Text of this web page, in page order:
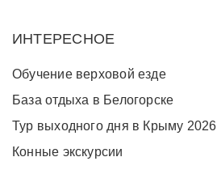
ИНТЕРЕСНОЕ
Обучение верховой езде
База отдыха в Белогорске
Тур выходного дня в Крыму 2026
Конные экскурсии